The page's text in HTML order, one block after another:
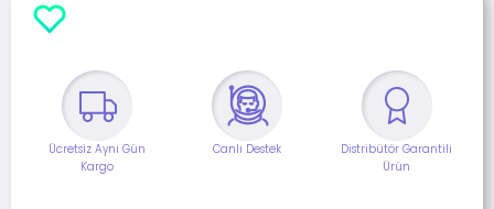
Ücretsiz Aynı Gün
Kargo
Canlı Destek
Distribütör Garantili
Ürün